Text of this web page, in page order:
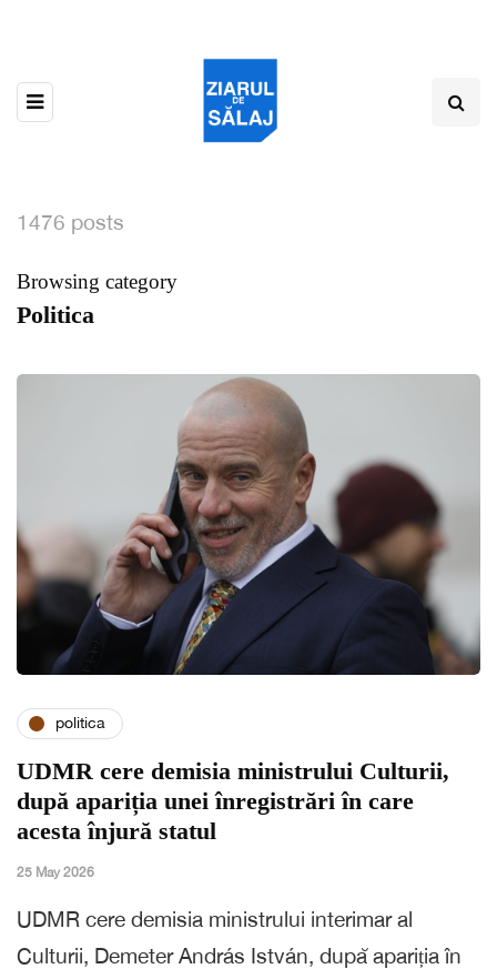
1476 posts
Browsing category
Politica
politica
UDMR cere demisia ministrului Culturii,
după apariția unei înregistrări în care
acesta înjură statul
25 May 2026
UDMR cere demisia ministrului interimar al
Culturii, Demeter András István, după apariția în